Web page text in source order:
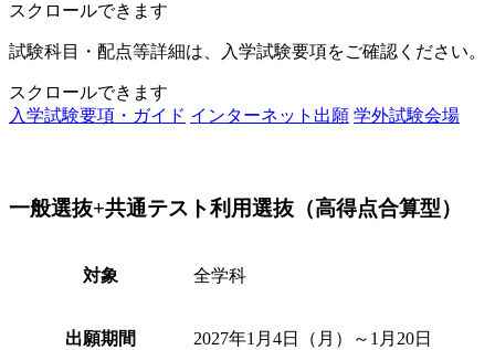
スクロールできます
試験科目・配点等詳細は、入学試験要項をご確認ください。
スクロールできます
入学試験要項・ガイド インターネット出願 学外試験会場
一般選抜+共通テスト利用選抜（高得点合算型）
対象 全学科
出願期間
2027年1月4日（月）～1月20日